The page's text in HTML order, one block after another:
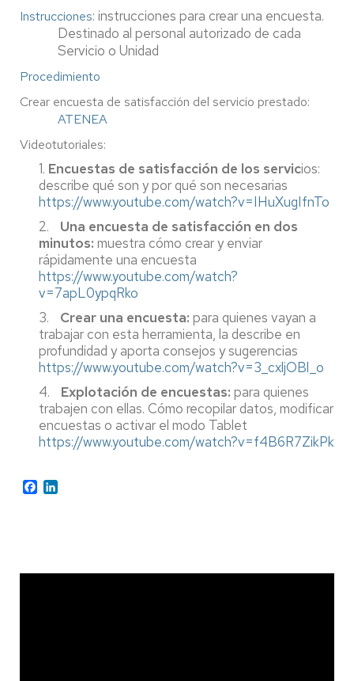
Instrucciones: instrucciones para crear una encuesta.
Destinado al personal autorizado de cada
Servicio o Unidad
Procedimiento
Crear encuesta de satisfacción del servicio prestado:
ATENEA
Videotutoriales:
1. Encuestas de satisfacción de los servicios:
describe qué son y por qué son necesarias
https://www.youtube.com/watch?v=IHuXugIfnTo
2.
Una encuesta de satisfacción en dos
minutos: muestra cómo crear y enviar
rápidamente una encuesta
https://www.youtube.com/watch?
v=7apL0ypqRko
3.
Crear una encuesta: para quienes vayan a
trabajar con esta herramienta, la describe en
profundidad y aporta consejos y sugerencias
https://www.youtube.com/watch?v=3_cxljOBl_o
4.
Explotación de encuestas: para quienes
trabajen con ellas. Cómo recopilar datos, modificar
encuestas o activar el modo Tablet
https://www.youtube.com/watch?v=f4B6R7ZikPk
Facebook